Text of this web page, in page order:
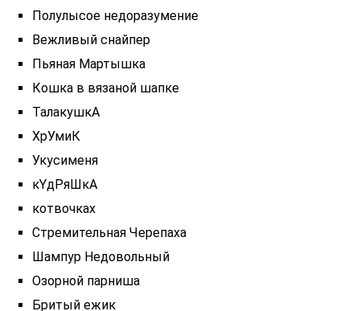
Полулысое недоразумение
Вежливый снайпер
Пьяная Мартышка
Кошка в вязаной шапке
ТалакушкА
ХрУмиК
Укусименя
кYдРяШкА
котвочках
Стремительная Черепаха
Шампур Недовольный
Озорной парниша
Бритый ежик